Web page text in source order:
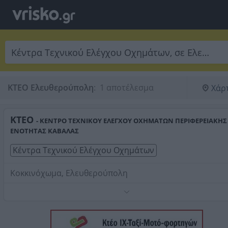
ΚΤΕΟ Ελευθερούπολη: 1 αποτέλεσμα
ΚΤΕΟ - ΚΕΝΤΡΟ ΤΕΧΝΙΚΟΥ ΕΛΕΓΧΟΥ ΟΧΗΜΑΤΩΝ ΠΕΡΙΦΕΡΕΙΑΚΗΣ
ΕΝΟΤΗΤΑΣ ΚΑΒΑΛΑΣ
Κέντρα Τεχνικού Ελέγχου Οχημάτων
Κοκκινόχωμα, Ελευθερούπολη
Στοιχεία αναζήτησης:Κέντρα Τεχνικού Ελέγχου
Οχημάτων , Ελευθερούπολη